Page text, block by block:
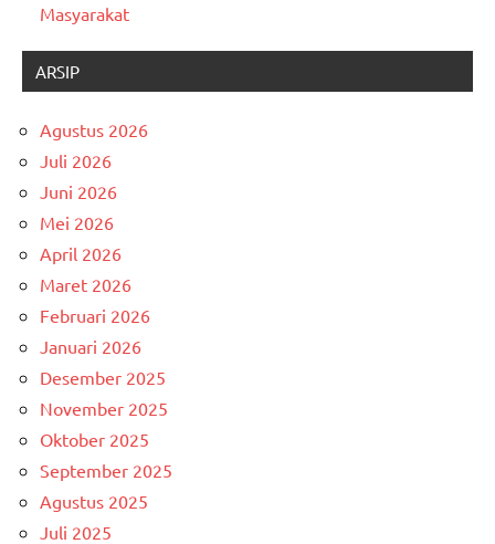
Masyarakat
ARSIP
Agustus 2026
Juli 2026
Juni 2026
Mei 2026
April 2026
Maret 2026
Februari 2026
Januari 2026
Desember 2025
November 2025
Oktober 2025
September 2025
Agustus 2025
Juli 2025